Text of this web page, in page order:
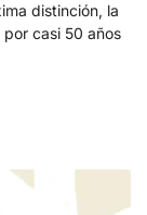
distinción, la
casi 50 años